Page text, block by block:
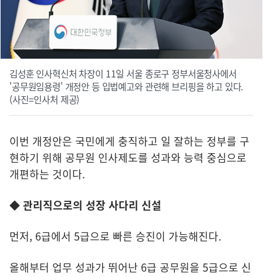
김성훈 인사혁신처 차장이 11일 서울 종로구 정부서울청사에서
'공무원임용령' 개정안 등 입법예고와 관련해 브리핑을 하고 있다.
(사진=인사처 제공)
이번 개정안은 국민에게 충직하고 일 잘하는 정부를 구
현하기 위해 공무원 인사제도를 성과와 능력 중심으로
개편하는 것이다.
◆ 관리직으로의 성장 사다리 신설
먼저, 6급에서 5급으로 빠른 승진이 가능해진다.
올해부터 업무 성과가 뛰어난 6급 공무원을 5급으로 신